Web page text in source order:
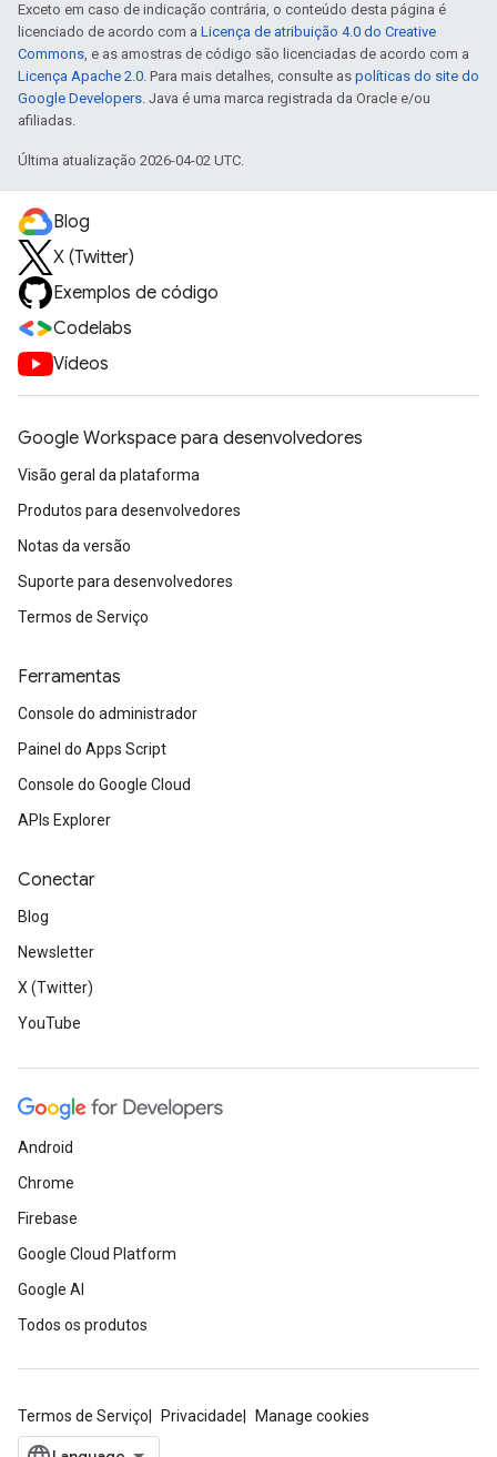
Exceto em caso de indicação contrária, o conteúdo desta página é
licenciado de acordo com a Licença de atribuição 4.0 do Creative
Commons, e as amostras de código são licenciadas de acordo com a
Licença Apache 2.0. Para mais detalhes, consulte as políticas do site do
Google Developers. Java é uma marca registrada da Oracle e/ou
afiliadas.
Última atualização 2026-04-02 UTC.
Blog
X (Twitter)
Exemplos de código
Codelabs
Vídeos
Google Workspace para desenvolvedores
Visão geral da plataforma
Produtos para desenvolvedores
Notas da versão
Suporte para desenvolvedores
Termos de Serviço
Ferramentas
Console do administrador
Painel do Apps Script
Console do Google Cloud
APIs Explorer
Conectar
Blog
Newsletter
X (Twitter)
YouTube
Android
Chrome
Firebase
Google Cloud Platform
Google AI
Todos os produtos
Termos de Serviço Privacidade Manage cookies